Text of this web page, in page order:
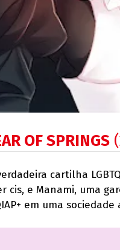
OF SPRINGS
cartilha
cis, e Manami, uma
em uma